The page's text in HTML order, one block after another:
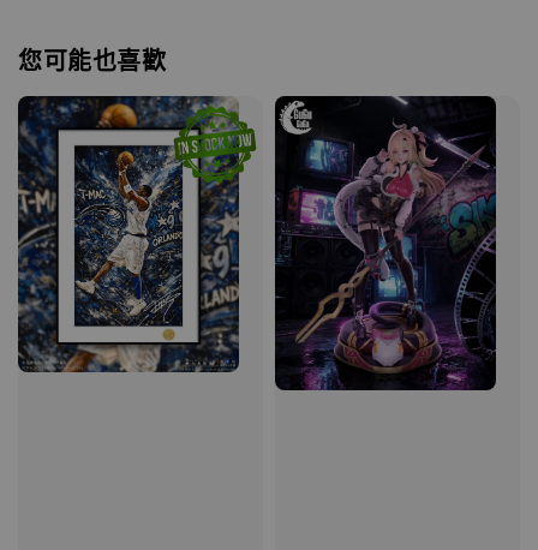
您可能也喜歡